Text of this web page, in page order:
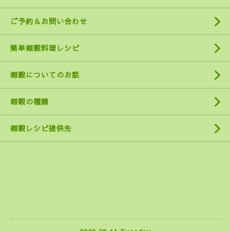
ご予約＆お問い合わせ
簡単雑穀料理レシピ
雑穀についてのお話
雑穀の種類
雑穀レシピ提供先